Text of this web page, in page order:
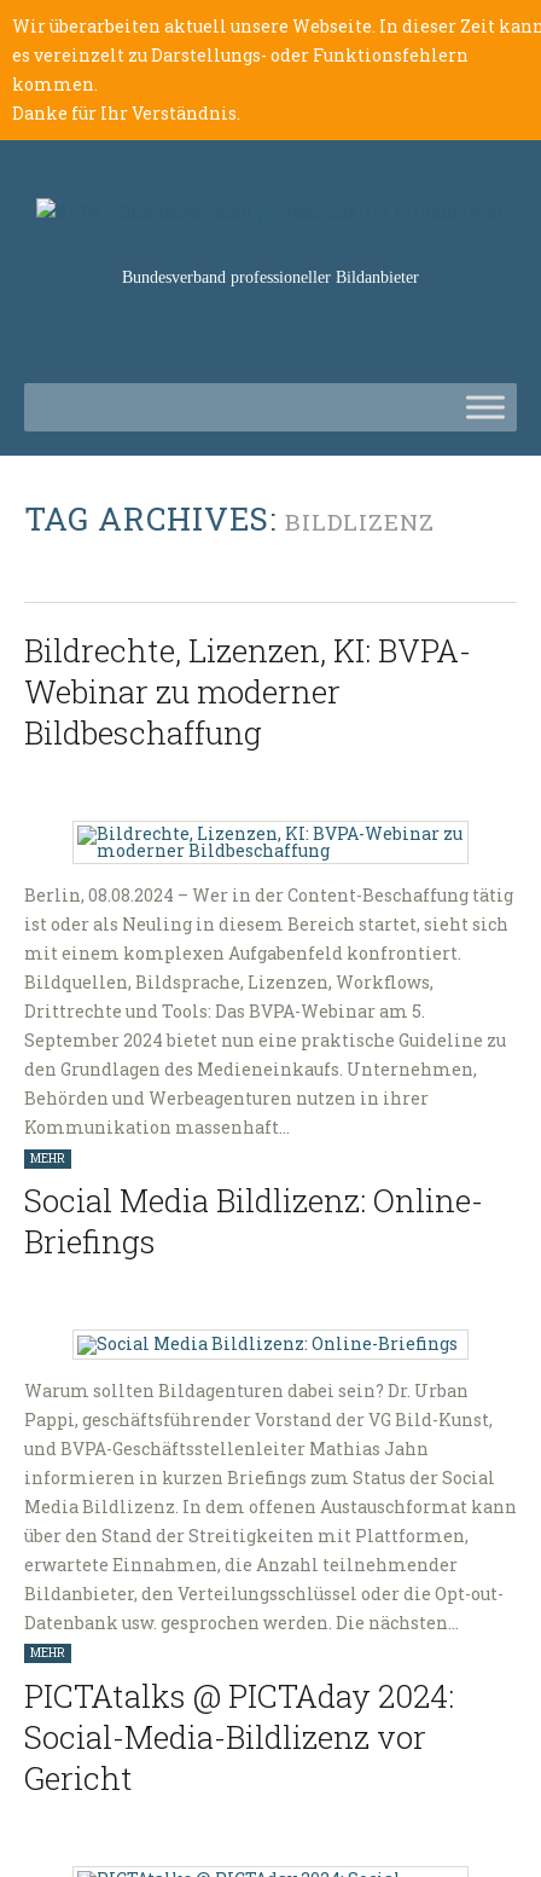
Wir überarbeiten aktuell unsere Webseite. In dieser Zeit
es vereinzelt zu Darstellungs- oder Funktionsfehlern
kommen.
Danke für Ihr Verständnis.
Bundesverband professioneller Bildanbieter
TAG ARCHIVES: BILDLIZENZ
Bildrechte, Lizenzen, KI: BVPA-
Webinar zu moderner
Bildbeschaffung
Berlin, 08.08.2024 – Wer in der Content-Beschaffung tätig
ist oder als Neuling in diesem Bereich startet, sieht sich
mit einem komplexen Aufgabenfeld konfrontiert.
Bildquellen, Bildsprache, Lizenzen, Workflows,
Drittrechte und Tools: Das BVPA-Webinar am 5.
September 2024 bietet nun eine praktische Guideline zu
den Grundlagen des Medieneinkaufs. Unternehmen,
Behörden und Werbeagenturen nutzen in ihrer
Kommunikation massenhaft…
MEHR
Social Media Bildlizenz: Online-
Briefings
Warum sollten Bildagenturen dabei sein? Dr. Urban
Pappi, geschäftsführender Vorstand der VG Bild-Kunst,
und BVPA-Geschäftsstellenleiter Mathias Jahn
informieren in kurzen Briefings zum Status der Social
Media Bildlizenz. In dem offenen Austauschformat kann
über den Stand der Streitigkeiten mit Plattformen,
erwartete Einnahmen, die Anzahl teilnehmender
Bildanbieter, den Verteilungsschlüssel oder die Opt-out-
Datenbank usw. gesprochen werden. Die nächsten…
MEHR
PICTAtalks @ PICTAday 2024:
Social-Media-Bildlizenz vor
Gericht